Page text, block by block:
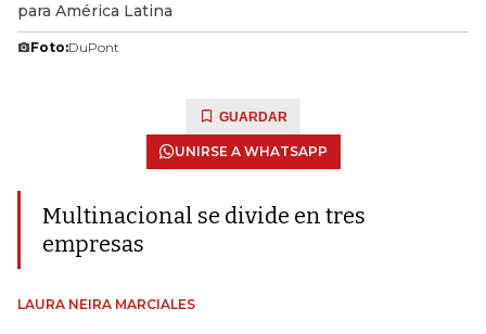
para América Latina
Foto:DuPont
GUARDAR
UNIRSE A WHATSAPP
Multinacional se divide en tres
empresas
LAURA NEIRA MARCIALES